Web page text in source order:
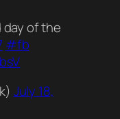
day of the
#fb
July 18,